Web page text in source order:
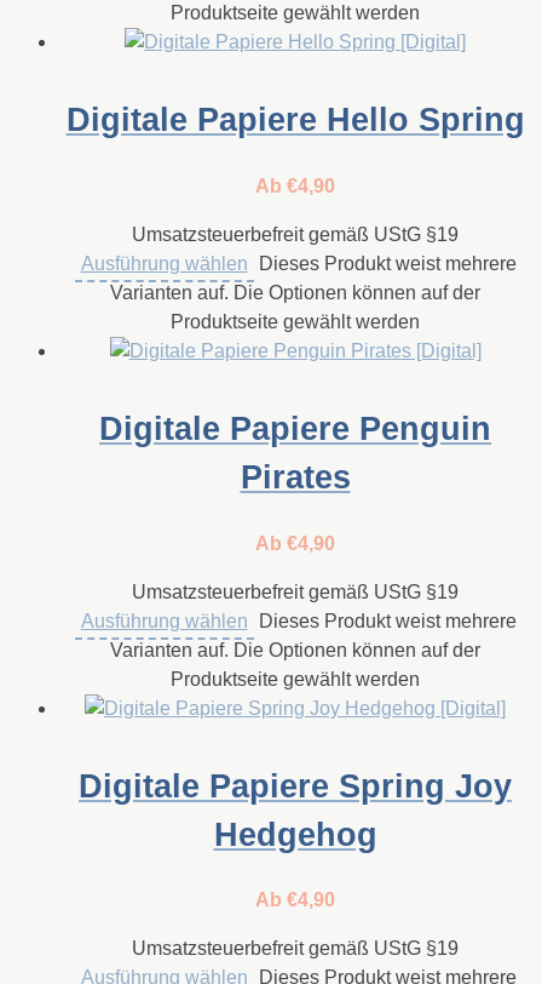
Produktseite gewählt werden
Digitale Papiere Hello Spring
Ab €4,90
Umsatzsteuerbefreit gemäß UStG §19
Ausführung wählen
Dieses Produkt weist mehrere
Varianten auf. Die Optionen können auf der
Produktseite gewählt werden
Digitale Papiere Penguin
Pirates
Ab €4,90
Umsatzsteuerbefreit gemäß UStG §19
Ausführung wählen
Dieses Produkt weist mehrere
Varianten auf. Die Optionen können auf der
Produktseite gewählt werden
Digitale Papiere Spring Joy
Hedgehog
Ab €4,90
Umsatzsteuerbefreit gemäß UStG §19
Ausführung wählen
Dieses Produkt weist mehrere